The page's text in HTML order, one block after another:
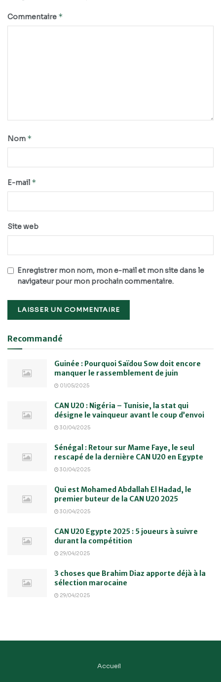
Commentaire *
Nom *
E-mail *
Site web
Enregistrer mon nom, mon e-mail et mon site dans le
navigateur pour mon prochain commentaire.
Recommandé
Guinée : Pourquoi Saïdou Sow doit encore
manquer le rassemblement de juin
01/05/2025
CAN U20 : Nigéria – Tunisie, la stat qui
désigne le vainqueur avant le coup d’envoi
30/04/2025
Sénégal : Retour sur Mame Faye, le seul
rescapé de la dernière CAN U20 en Egypte
30/04/2025
Qui est Mohamed Abdallah El Hadad, le
premier buteur de la CAN U20 2025
30/04/2025
CAN U20 Egypte 2025 : 5 joueurs à suivre
durant la compétition
29/04/2025
3 choses que Brahim Diaz apporte déjà à la
sélection marocaine
29/04/2025
Accueil